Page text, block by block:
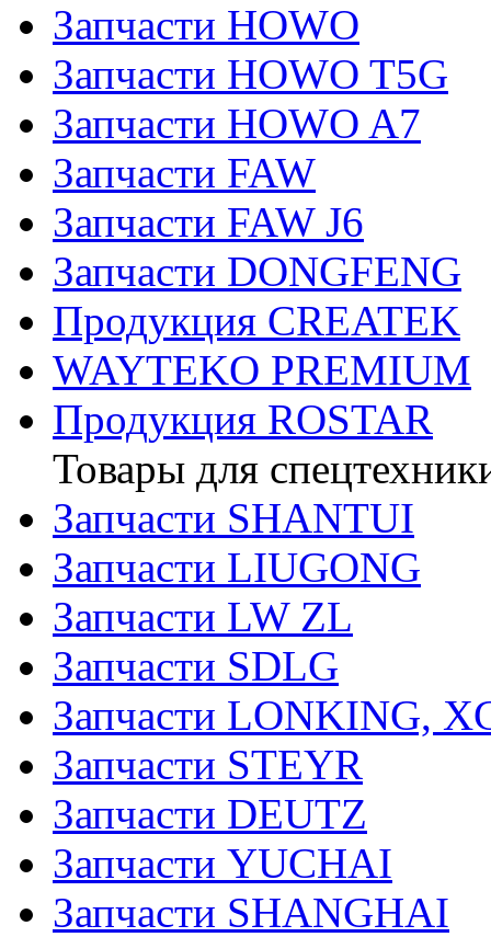
Запчасти HOWO
Запчасти HOWO T5G
Запчасти HOWO A7
Запчасти FAW
Запчасти FAW J6
Запчасти DONGFENG
Продукция CREATEK
WAYTEKO PREMIUM
Продукция ROSTAR
Товары для
Запчасти SHANTUI
Запчасти LIUGONG
Запчасти LW ZL
Запчасти SDLG
Запчасти LONKING,
Запчасти STEYR
Запчасти DEUTZ
Запчасти YUCHAI
Запчасти SHANGHAI